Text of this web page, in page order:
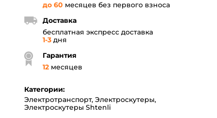
до 60 месяцев без первого взноса
Доставка
бесплатная экспресс доставка
1-3 дня
Гарантия
12 месяцев
Категории:
Электротранспорт, Электроскутеры,
Электроскутеры Shtenli